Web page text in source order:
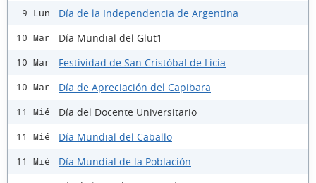
9 Lun Día de la Independencia de Argentina
10 Mar Día Mundial del Glut1
10 Mar Festividad de San Cristóbal de Licia
10 Mar Día de Apreciación del Capibara
11 Mié Día del Docente Universitario
11 Mié Día Mundial del Caballo
11 Mié Día Mundial de la Población